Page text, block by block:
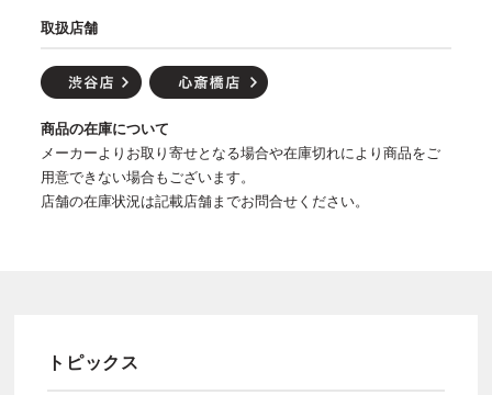
取扱店舗
商品の在庫について
メーカーよりお取り寄せとなる場合や在庫切れにより商品をご
用意できない場合もございます。
店舗の在庫状況は記載店舗までお問合せください。
トピックス